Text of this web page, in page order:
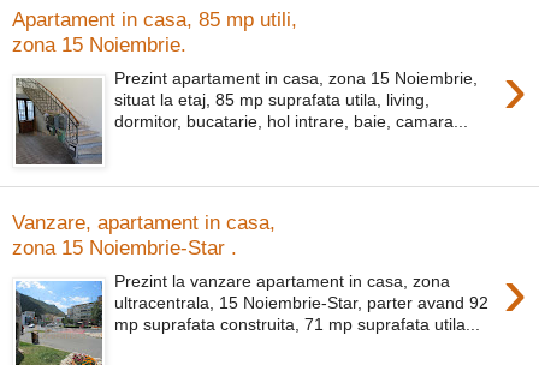
Apartament in casa, 85 mp utili,
zona 15 Noiembrie.
›
Prezint apartament in casa, zona 15 Noiembrie,
situat la etaj, 85 mp suprafata utila, living,
dormitor, bucatarie, hol intrare, baie, camara...
Vanzare, apartament in casa,
zona 15 Noiembrie-Star .
›
Prezint la vanzare apartament in casa, zona
ultracentrala, 15 Noiembrie-Star, parter avand 92
mp suprafata construita, 71 mp suprafata utila...